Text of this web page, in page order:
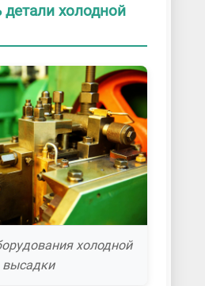
детали холодной
холодной
высадки